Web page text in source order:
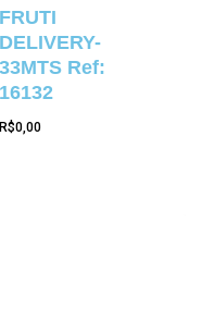
FRUTI
DELIVERY-
33MTS Ref:
16132
R$0,00